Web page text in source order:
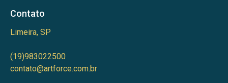
Contato
Limeira, SP
(19)983022500
contato@artforce.com.br